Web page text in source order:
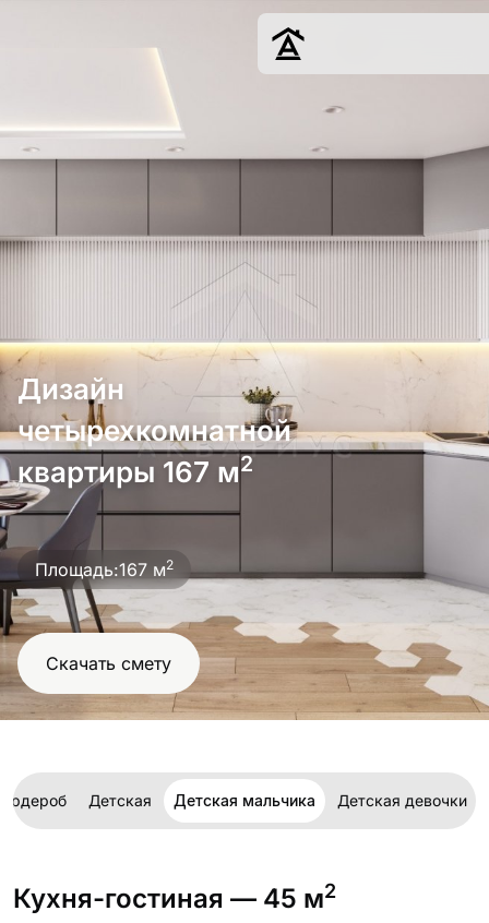
О нас
Контакты
г. Москва
8 (495) 109-
22-59
Обсудить
Дизайн
четырехкомнатной
квартиры 167 м2
Площадь:167 м2
Скачать смету
Детская Детская мальчика Детская девочки
Кухня-гостиная — 45 м2